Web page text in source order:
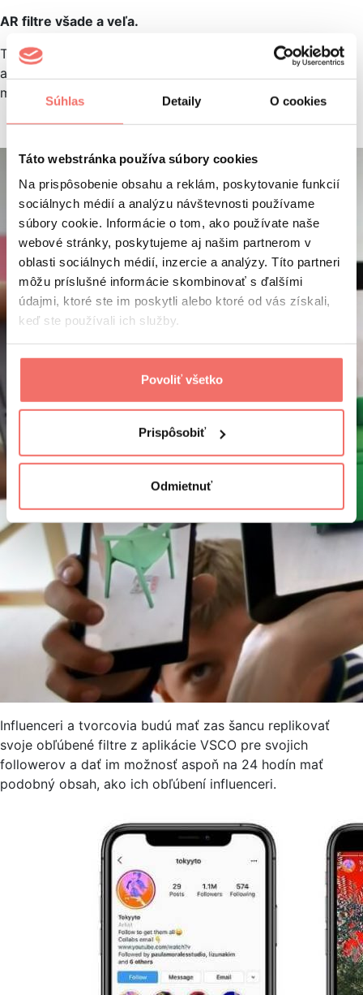
Súhlas Detaily O cookies
Táto webstránka používa súbory cookies
Na prispôsobenie obsahu a reklám, poskytovanie funkcií
sociálnych médií a analýzu návštevnosti používame
súbory cookie. Informácie o tom, ako používate naše
webové stránky, poskytujeme aj našim partnerom v
oblasti sociálnych médií, inzercie a analýzy. Títo partneri
môžu príslušné informácie skombinovať s ďalšími
údajmi, ktoré ste im poskytli alebo ktoré od vás získali,
keď ste používali ich služby.
Povoliť všetko
Prispôsobiť
Odmietnuť
AR filtre všade a veľa.
Trend AR filtrov rastie každý deň, vďaka spusteniu
aplikácie Spark Studio AR pre vytváranie AR filtrov si
môže dnes vytvoriť vlastný AR filter takmer hocikto.
Influenceri a tvorcovia budú mať zas šancu replikovať
svoje obľúbené filtre z aplikácie VSCO pre svojich
followerov a dať im možnosť aspoň na 24 hodín mať
podobný obsah, ako ich obľúbení influenceri.